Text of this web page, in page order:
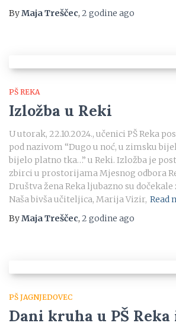
ByMaja Treščec, 2 godine ago
PŠ REKA
Izložba u Reki
U utorak, 22.10.2024., učenici PŠ Reka
pod nazivom “Dugo u noć, u zimsku
bijelo platno tka…” u Reki. Izložba je
zbirci u prostorijama Mjesnog odbora
Društva žena Reka ljubazno su
Naša bivša učiteljica, Marija Vizir, Read
ByMaja Treščec, 2 godine ago
PŠ JAGNJEDOVEC
Dani kruha u PŠ Reka